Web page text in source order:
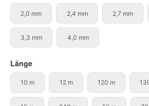
2,0 mm2,0 mm 2,4 mm2,4 mm 2,7 mm2,7 mm
3,3 mm3,3 mm 4,0 mm4,0 mm
Länge
10 m10 m 12 m12 m 120 m120 m